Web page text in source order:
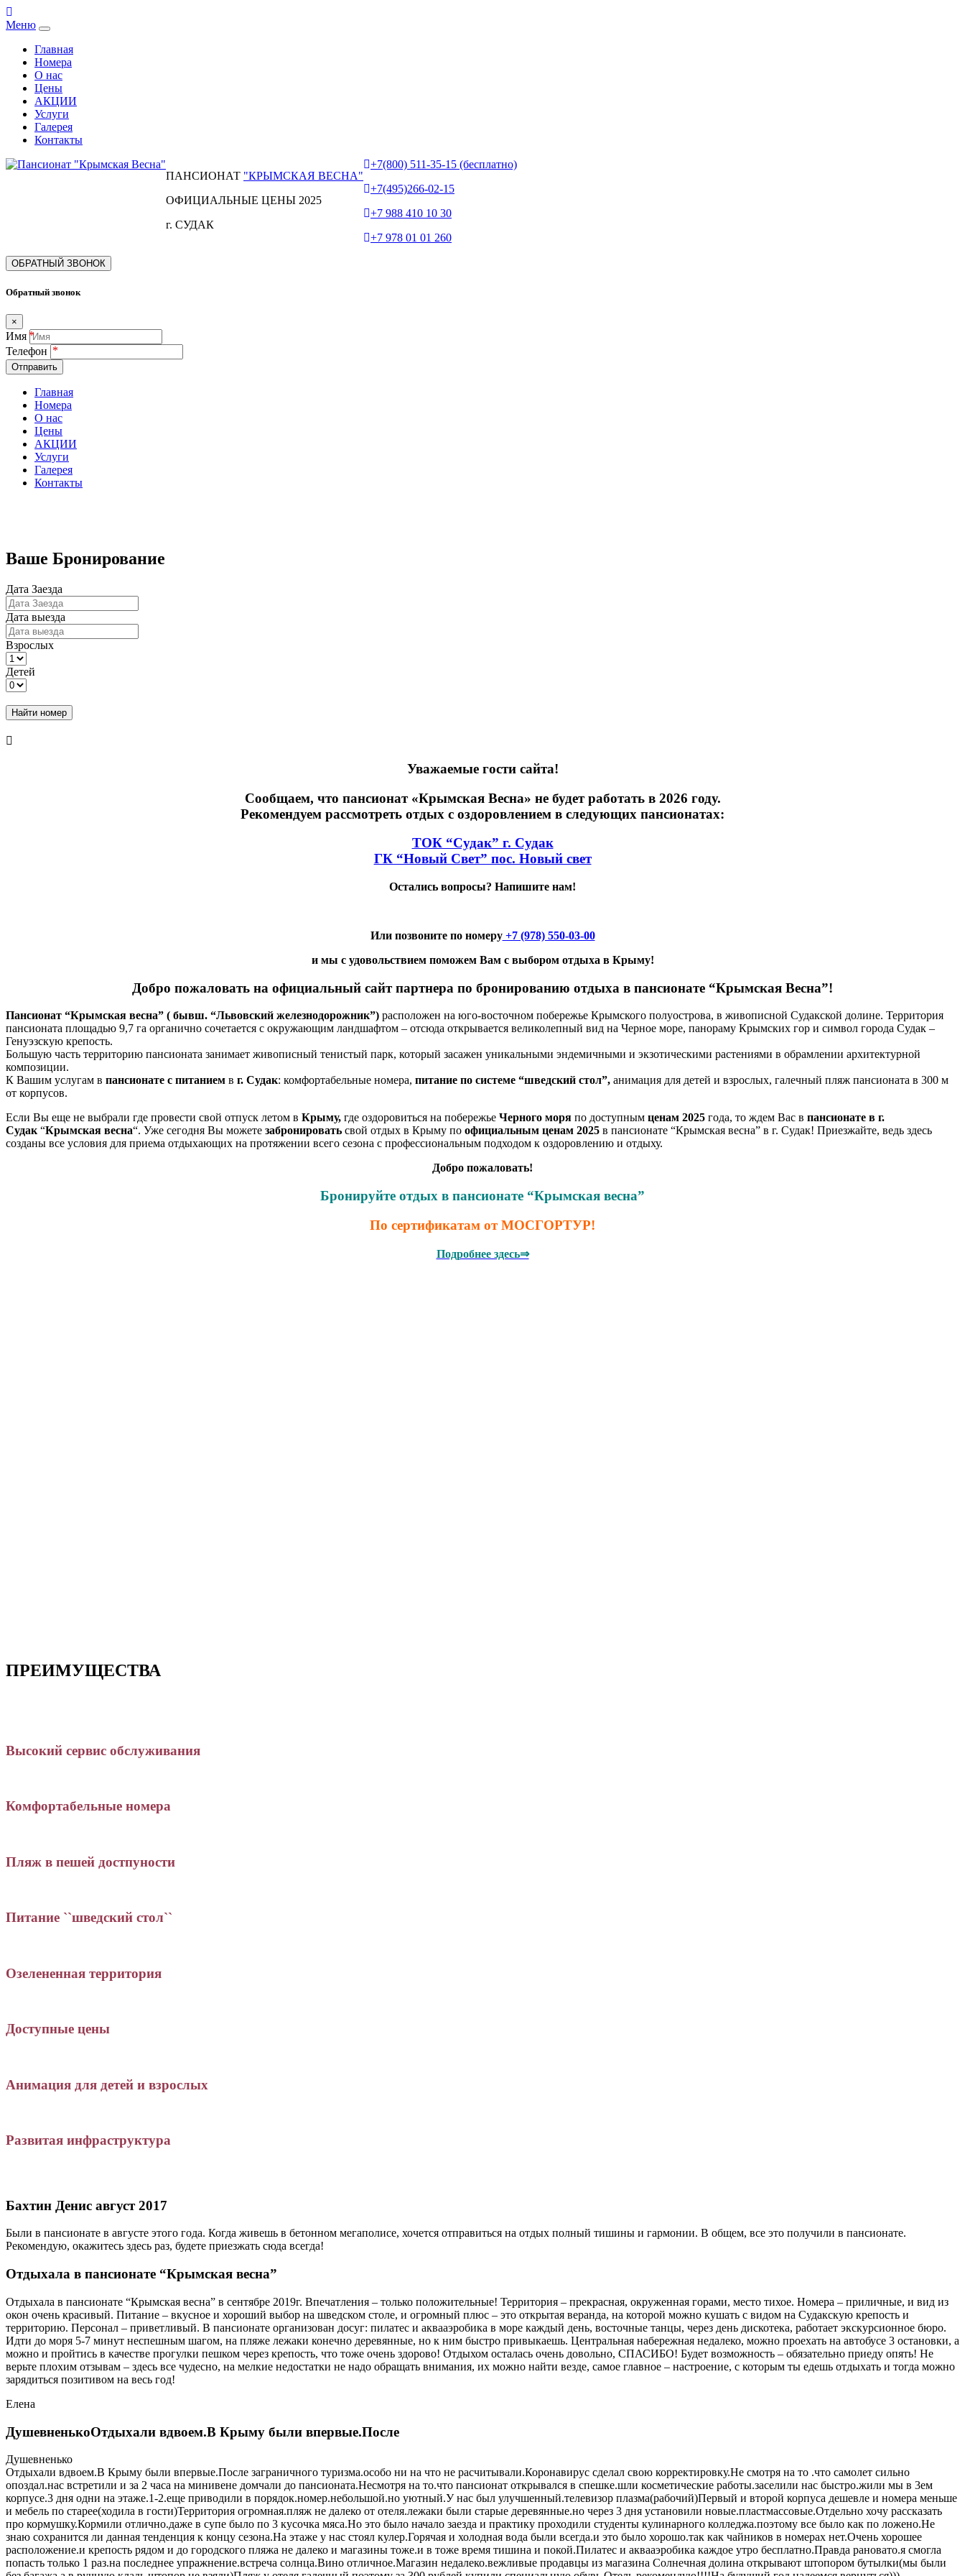
Меню
Главная
Номера
О нас
Цены
АКЦИИ
Услуги
Галерея
Контакты
ПАНСИОНАТ "КРЫМСКАЯ ВЕСНА"
ОФИЦИАЛЬНЫЕ ЦЕНЫ 2025
г. СУДАК
+7(800) 511-35-15 (бесплатно)
+7(495)266-02-15
+7 988 410 10 30
+7 978 01 01 260
ОБРАТНЫЙ ЗВОНОК
Обратный звонок
×
Имя
Телефон
Отправить
Главная
Номера
О нас
Цены
АКЦИИ
Услуги
Галерея
Контакты
Ваше Бронирование
Дата Заезда
Дата выезда
Взрослых
Детей
Найти номер
Уважаемые гости сайта!
Сообщаем, что пансионат «Крымская Весна» не будет работать в 2026 году.
Рекомендуем рассмотреть отдых с оздоровлением в следующих пансионатах:
ТОК “Судак” г. Судак
ГК “Новый Свет” пос. Новый свет
Остались вопросы? Напишите нам!
Или позвоните по номеру+7 (978) 550-03-00
и мы с удовольствием поможем Вам с выбором отдыха в Крыму!
Добро пожаловать на официальный сайт партнера по бронированию отдыха в пансионате “Крымская Весна”!
Пансионат “Крымская весна” ( бывш. “Львовский железнодорожник”) расположен на юго-восточном побережье Крымского полуострова, в живописной Судакской долине. Территория
пансионата площадью 9,7 га органично сочетается с окружающим ландшафтом – отсюда открывается великолепный вид на Черное море, панораму Крымских гор и символ города Судак –
Генуэзскую крепость.
Большую часть территорию пансионата занимает живописный тенистый парк, который засажен уникальными эндемичными и экзотическими растениями в обрамлении архитектурной
композиции.
К Вашим услугам в пансионате с питанием в г. Судак: комфортабельные номера, питание по системе “шведский стол”, анимация для детей и взрослых, галечный пляж пансионата в 300 м
от корпусов.
Если Вы еще не выбрали где провести свой отпуск летом в Крыму, где оздоровиться на побережье Черного моря по доступным ценам 2025 года, то ждем Вас в пансионате в г.
Судак “Крымская весна“. Уже сегодня Вы можете забронировать свой отдых в Крыму по официальным ценам 2025 в пансионате “Крымская весна” в г. Судак! Приезжайте, ведь здесь
созданы все условия для приема отдыхающих на протяжении всего сезона с профессиональным подходом к оздоровлению и отдыху.
Добро пожаловать!
Бронируйте отдых в пансионате “Крымская весна”
По сертификатам от МОСГОРТУР!
Подробнее здесь⇒
ПРЕИМУЩЕСТВА
Высокий сервис обслуживания
Комфортабельные номера
Пляж в пешей достпуности
Питание ``шведский стол``
Озелененная территория
Доступные цены
Анимация для детей и взрослых
Развитая инфраструктура
Бахтин Денис август 2017
Были в пансионате в августе этого года. Когда живешь в бетонном мегаполисе, хочется отправиться на отдых полный тишины и гармонии. В общем, все это получили в пансионате.
Рекомендую, окажитесь здесь раз, будете приезжать сюда всегда!
Отдыхала в пансионате “Крымская весна”
Отдыхала в пансионате “Крымская весна” в сентябре 2019г. Впечатления – только положительные! Территория – прекрасная, окруженная горами, место тихое. Номера – приличные, и вид из
окон очень красивый. Питание – вкусное и хороший выбор на шведском столе, и огромный плюс – это открытая веранда, на которой можно кушать с видом на Судакскую крепость и
территорию. Персонал – приветливый. В пансионате организован досуг: пилатес и аквааэробика в море каждый день, восточные танцы, через день дискотека, работает экскурсионное бюро.
Идти до моря 5-7 минут неспешным шагом, на пляже лежаки конечно деревянные, но к ним быстро привыкаешь. Центральная набережная недалеко, можно проехать на автобусе 3 остановки, а
можно и пройтись в качестве прогулки пешком через крепость, что тоже очень здорово! Отдыхом осталась очень довольно, СПАСИБО! Будет возможность – обязательно приеду опять! Не
верьте плохим отзывам – здесь все чудесно, на мелкие недостатки не надо обращать внимания, их можно найти везде, самое главное – настроение, с которым ты едешь отдыхать и тогда можно
зарядиться позитивом на весь год!
Елена
ДушевненькоОтдыхали вдвоем.В Крыму были впервые.После
Душевненько
Отдыхали вдвоем.В Крыму были впервые.После заграничного туризма.особо ни на что не расчитывали.Коронавирус сделал свою корректировку.Не смотря на то .что самолет сильно
опоздал.нас встретили и за 2 часа на минивене домчали до пансионата.Несмотря на то.что пансионат открывался в спешке.шли косметические работы.заселили нас быстро.жили мы в 3ем
корпусе.3 дня одни на этаже.1-2.еще приводили в порядок.номер.небольшой.но уютный.У нас был улучшенный.телевизор плазма(рабочий)Первый и второй корпуса дешевле и номера меньше
и мебель по старее(ходила в гости)Территория огромная.пляж не далеко от отеля.лежаки были старые деревянные.но через 3 дня установили новые.пластмассовые.Отдельно хочу рассказать
про кормушку.Кормили отлично.даже в супе было по 3 кусочка мяса.Но это было начало заезда и практику проходили студенты кулинарного колледжа.поэтому все было как по ложено.Не
знаю сохранится ли данная тенденция к концу сезона.На этаже у нас стоял кулер.Горячая и холодная вода были всегда.и это было хорошо.так как чайников в номерах нет.Очень хорошее
расположение.и крепость рядом и до городского пляжа не далеко и магазины тоже.и в тоже время тишина и покой.Пилатес и аквааэробика каждое утро бесплатно.Правда рановато.я смогла
попасть только 1 раз.на последнее упражнение.встреча солнца.Вино отличное.Магазин недалеко.вежливые продавцы из магазина Солнечная долина открывают штопором бутылки(мы были